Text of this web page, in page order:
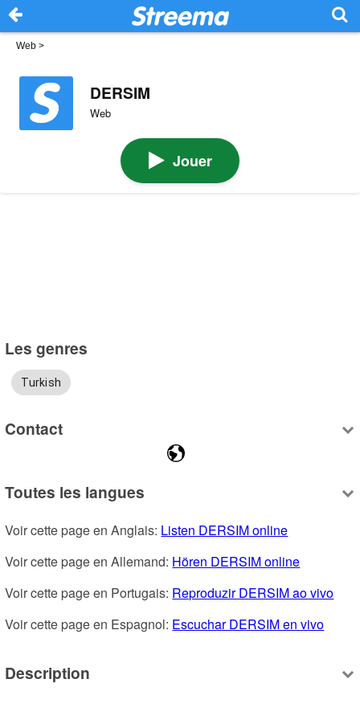
Web >
DERSIM
Web
Jouer
Les genres
Turkish
Contact
Toutes les langues
Voir cette page en Anglais: Listen DERSIM online
Voir cette page en Allemand: Hören DERSIM online
Voir cette page en Portugais: Reproduzir DERSIM ao vivo
Voir cette page en Espagnol: Escuchar DERSIM en vivo
Description